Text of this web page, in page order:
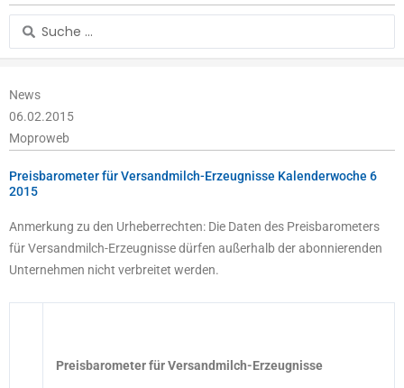
Search
...
News
06.02.2015
Moproweb
Preisbarometer für Versandmilch-Erzeugnisse Kalenderwoche 6
2015
Anmerkung zu den Urheberrechten: Die Daten des Preisbarometers
für Versandmilch-Erzeugnisse dürfen außerhalb der abonnierenden
Unternehmen nicht verbreitet werden.
Preisbarometer für Versandmilch-Erzeugnisse